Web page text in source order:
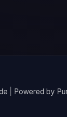
| Powered by